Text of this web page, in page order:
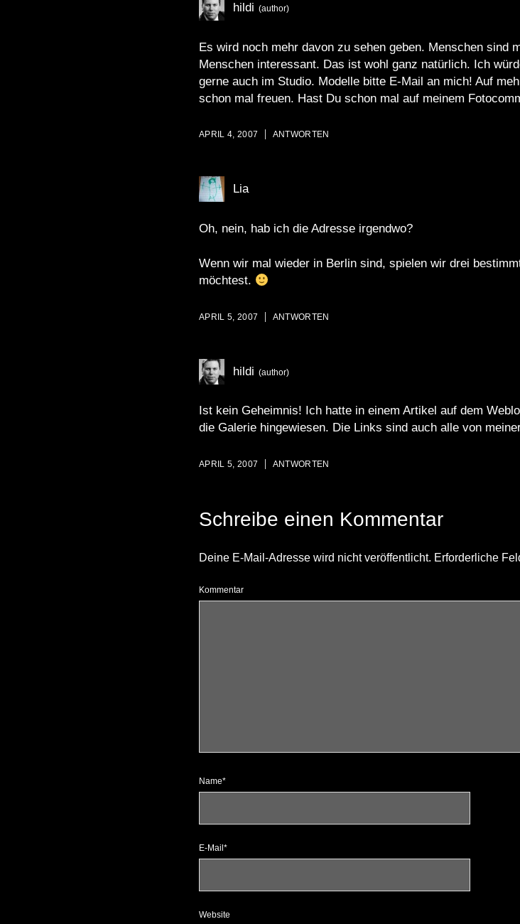
hildi
Es wird noch mehr davon zu sehen geben. Menschen sind
Menschen interessant. Das ist wohl ganz natürlich. Ich
gerne auch im Studio. Modelle bitte E-Mail an mich! Auf
schon mal freuen. Hast Du schon mal auf meinem
APRIL 4, 2007 ANTWORTEN
Lia
Oh, nein, hab ich die Adresse irgendwo?
Wenn wir mal wieder in Berlin sind, spielen wir drei
möchtest.
APRIL 5, 2007 ANTWORTEN
hildi
Ist kein Geheimnis! Ich hatte in einem Artikel auf dem
die Galeriehingewiesen. Die Links sind auch alle von
APRIL 5, 2007 ANTWORTEN
Schreibe einen Kommentar
Deine E-Mail-Adresse wird nicht veröffentlicht. Erforderliche
Kommentar
Name*
E-Mail*
Website